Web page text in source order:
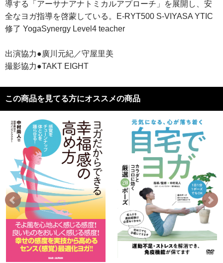
導する「アーサナアナトミカルアプローチ」を展開し、安
全なヨガ指導を啓蒙している。E-RYT500 S-VIYASA YTIC
修了 YogaSynergy Level4 teacher
出演協力●廣川元紀／守屋里美
撮影協力●TAKT EIGHT
この商品を見てる方にオススメの商品